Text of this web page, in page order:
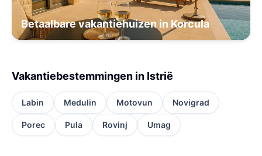
Betaalbare vakantiehuizen in Korcula
Vakantiebestemmingen in Istrië
Labin Medulin Motovun Novigrad
Porec Pula Rovinj Umag